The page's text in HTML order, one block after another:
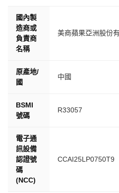
國內製
造商或
負責商
名稱
美商蘋果亞洲股份
原產地/
國
中國
BSMI
號碼
R33057
電子通
訊設備
認證號
碼
(NCC)
CCAI25LP0750T9